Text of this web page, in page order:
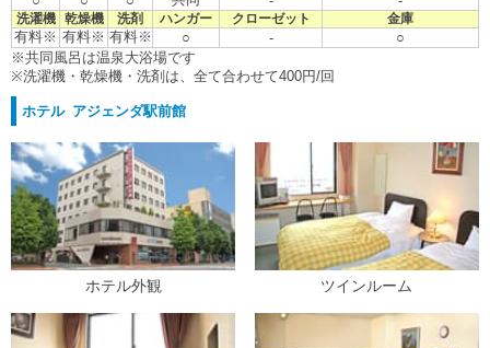
洗濯機 乾燥機 洗剤 ハンガー クローゼット 金庫
有料※ 有料※ 有料※ ○ -
○
※共同風呂は温泉大浴場です
※洗濯機・乾燥機・洗剤は、全て合わせて400円/回
ホテル アジェンダ駅前館
ホテル外観 ツインルーム